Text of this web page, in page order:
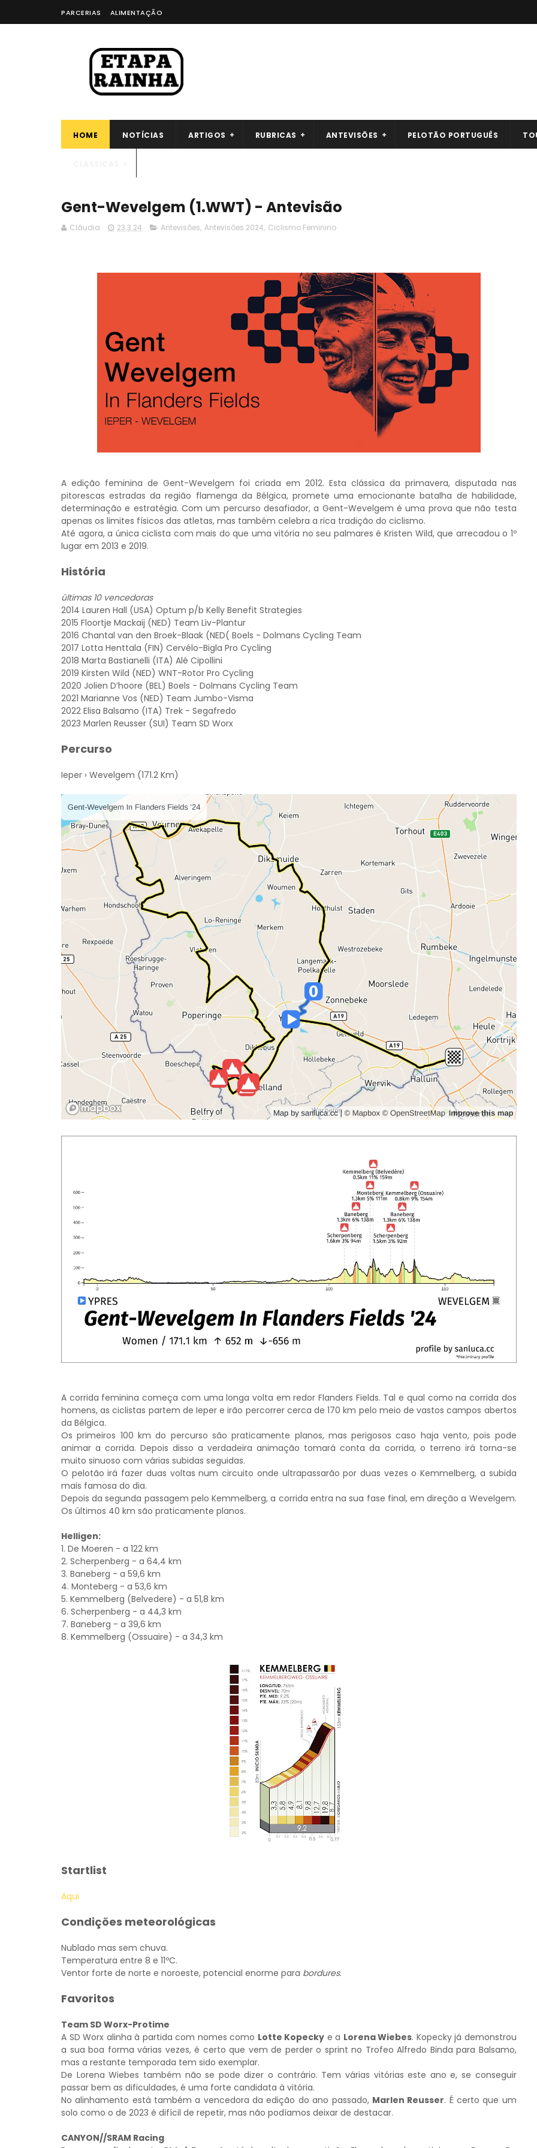
PARCERIAS ALIMENTAÇÃO
HOME NOTÍCIAS ARTIGOS RUBRICAS ANTEVISÕES PELOTÃO PORTUGUÊS
Gent-Wevelgem (1.WWT) - Antevisão
Cláudia 23.3.24 Antevisões, Antevisões 2024, Ciclismo Feminino
A edição feminina de Gent-Wevelgem foi criada em 2012. Esta clássica da primavera, disputada nas
pitorescas estradas da região flamenga da Bélgica, promete uma emocionante batalha de habilidade,
determinação e estratégia. Com um percurso desafiador, a Gent-Wevelgem é uma prova que não testa
apenas os limites físicos das atletas, mas também celebra a rica tradição do ciclismo.
Até agora, a única ciclista com mais do que uma vitória no seu palmares é Kristen Wild, que arrecadou o 1º
lugar em 2013 e 2019.
História
últimas 10 vencedoras
2014 Lauren Hall (USA) Optum p/b Kelly Benefit Strategies
2015 Floortje Mackaij (NED) Team Liv-Plantur
2016 Chantal van den Broek-Blaak (NED( Boels - Dolmans Cycling Team
2017 Lotta Henttala (FIN) Cervélo-Bigla Pro Cycling
2018 Marta Bastianelli (ITA) Alé Cipollini
2019 Kirsten Wild (NED) WNT-Rotor Pro Cycling
2020 Jolien D’hoore (BEL) Boels - Dolmans Cycling Team
2021 Marianne Vos (NED) Team Jumbo-Visma
2022 Elisa Balsamo (ITA) Trek - Segafredo
2023 Marlen Reusser (SUI) Team SD Worx
Percurso
Ieper › Wevelgem (171.2 Km)
A corrida feminina começa com uma longa volta em redor Flanders Fields. Tal e qual como na corrida dos
homens, as ciclistas partem de Ieper e irão percorrer cerca de 170 km pelo meio de vastos campos abertos
da Bélgica.
Os primeiros 100 km do percurso são praticamente planos, mas perigosos caso haja vento, pois pode
animar a corrida. Depois disso a verdadeira animação tomará conta da corrida, o terreno irá torna-se
muito sinuoso com várias subidas seguidas.
O pelotão irá fazer duas voltas num circuito onde ultrapassarão por duas vezes o Kemmelberg, a subida
mais famosa do dia.
Depois da segunda passagem pelo Kemmelberg, a corrida entra na sua fase final, em direção a Wevelgem.
Os últimos 40 km são praticamente planos.
Helligen:
1. De Moeren - a 122 km
2. Scherpenberg - a 64,4 km
3. Baneberg - a 59,6 km
4. Monteberg - a 53,6 km
5. Kemmelberg (Belvedere) - a 51,8 km
6. Scherpenberg - a 44,3 km
7. Baneberg - a 39,6 km
8. Kemmelberg (Ossuaire) - a 34,3 km
Startlist
Aqui
Condições meteorológicas
Nublado mas sem chuva.
Temperatura entre 8 e 11ºC.
Ventor forte de norte e noroeste, potencial enorme para bordures.
Favoritos
Team SD Worx-Protime
A SD Worx alinha à partida com nomes como Lotte Kopecky e a Lorena Wiebes. Kopecky já demonstrou
a sua boa forma várias vezes, é certo que vem de perder o sprint no Trofeo Alfredo Binda para Balsamo,
mas a restante temporada tem sido exemplar.
De Lorena Wiebes também não se pode dizer o contrário. Tem várias vitórias este ano e, se conseguir
passar bem as dificuldades, é uma forte candidata à vitória.
No alinhamento está também a vencedora da edição do ano passado, Marlen Reusser. É certo que um
solo como o de 2023 é difícil de repetir, mas não podíamos deixar de destacar.
CANYON//SRAM Racing